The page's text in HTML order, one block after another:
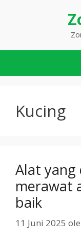
Kucing
Alat
merawat
baik
11 Juni 2025